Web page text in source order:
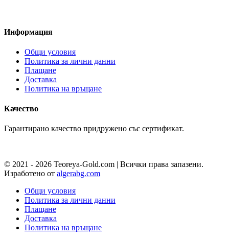
Информация
Общи условия
Политика за лични данни
Плащане
Доставка
Политика на връщане
Качество
Гарантирано качество придружено със сертификат.
© 2021 - 2026 Teoreya-Gold.com | Всички права запазени.
Изработено от algerabg.com
Общи условия
Политика за лични данни
Плащане
Доставка
Политика на връщане